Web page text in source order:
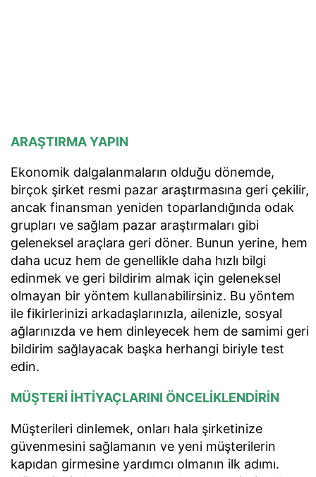
ARAŞTIRMA YAPIN
Ekonomik dalgalanmaların olduğu dönemde,
birçok şirket resmi pazar araştırmasına geri çekilir,
ancak finansman yeniden toparlandığında odak
grupları ve sağlam pazar araştırmaları gibi
geleneksel araçlara geri döner. Bunun yerine, hem
daha ucuz hem de genellikle daha hızlı bilgi
edinmek ve geri bildirim almak için geleneksel
olmayan bir yöntem kullanabilirsiniz. Bu yöntem
ile fikirlerinizi arkadaşlarınızla, ailenizle, sosyal
ağlarınızda ve hem dinleyecek hem de samimi geri
bildirim sağlayacak başka herhangi biriyle test
edin.
MÜŞTERİ İHTİYAÇLARINI ÖNCELİKLENDİRİN
Müşterileri dinlemek, onları hala şirketinize
güvenmesini sağlamanın ve yeni müşterilerin
kapıdan girmesine yardımcı olmanın ilk adımı.